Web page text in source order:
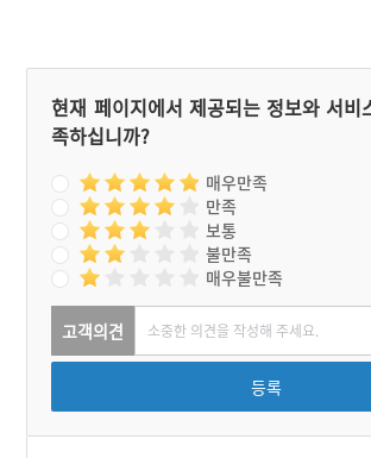
현재 페이지에서 제공되는 정보와 서비
족하십니까?
매우만족
만족
보통
불만족
매우불만족
고객의견
등록